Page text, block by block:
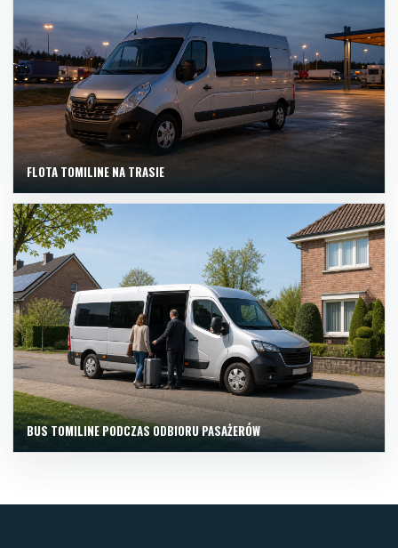
FLOTA TOMILINE NA TRASIE
BUS TOMILINE PODCZAS ODBIORU PASAŻERÓW